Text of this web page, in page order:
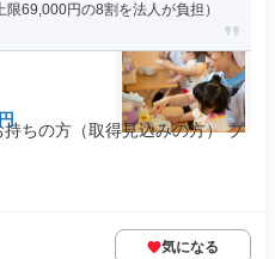
69,000円の8割を法人が負担）
ちの方（取得見込みの方） ブ
気になる